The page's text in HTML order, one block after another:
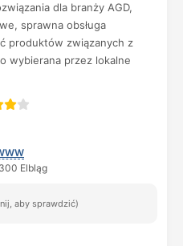
dla branży AGD,
sprawna obsługa
produktów związanych z
wybierana przez lokalne
Elbląg
aby sprawdzić)